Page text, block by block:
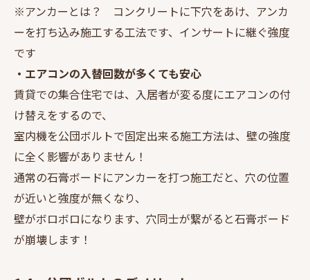
※アンカーとは？ コンクリートに下穴をあけ、アンカ
ーを打ち込み施工する工法です、インサートに継ぐ強度
です
・エアコンの入替回数が多くても安心
賃貸での集合住宅では、入居者が変る度にエアコンの付
け替えをするので、
室内機を公団ボルトで固定出来る施工方法は、壁の強度
に全く影響がありません！
通常の石膏ボードにアンカーを打つ施工だと、穴の位置
が近いと強度が無くなり、
壁がボロボロになります、穴同士が繋がると石膏ボード
が崩壊します！